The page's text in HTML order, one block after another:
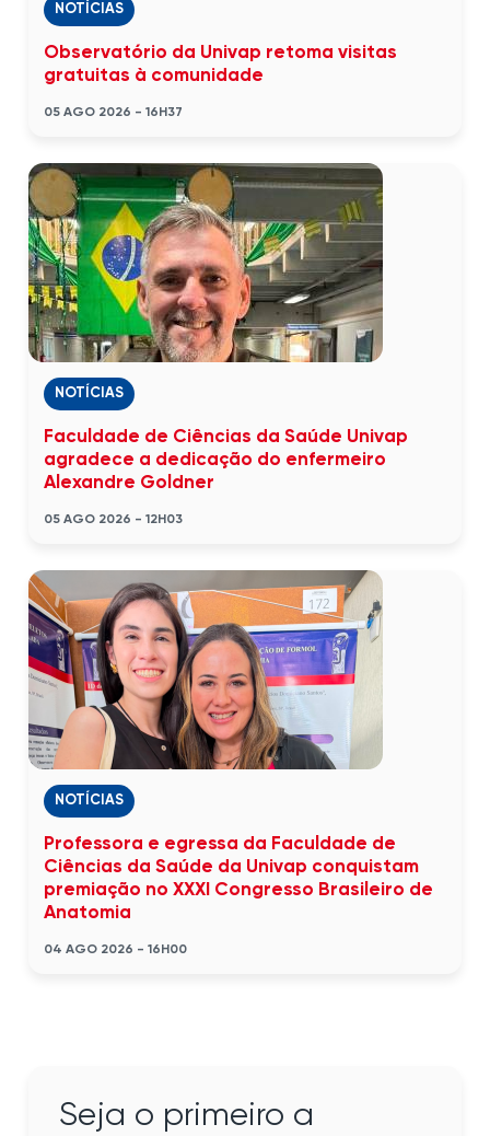
NOTÍCIAS
Observatório da Univap retoma visitas
gratuitas à comunidade
05 AGO 2026 - 16H37
NOTÍCIAS
Faculdade de Ciências da Saúde Univap
agradece a dedicação do enfermeiro
Alexandre Goldner
05 AGO 2026 - 12H03
NOTÍCIAS
Professora e egressa da Faculdade de
Ciências da Saúde da Univap conquistam
premiação no XXXI Congresso Brasileiro de
Anatomia
04 AGO 2026 - 16H00
Seja o primeiro a